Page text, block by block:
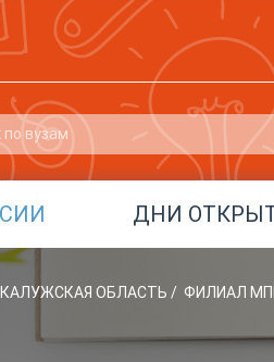
ДНИ
КАЛУЖСКАЯ ОБЛАСТЬ / ФИЛИАЛ